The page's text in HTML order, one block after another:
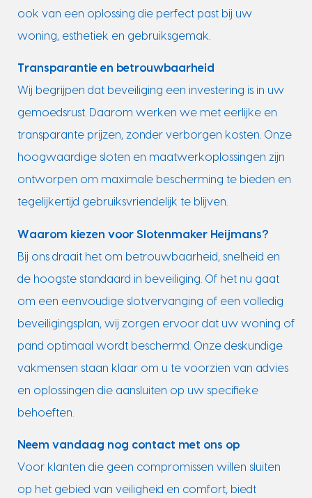
ook van een oplossing die perfect past bij uw
woning, esthetiek en gebruiksgemak.
Transparantie en betrouwbaarheid
Wij begrijpen dat beveiliging een investering is in uw
gemoedsrust. Daarom werken we met eerlijke en
transparante prijzen, zonder verborgen kosten. Onze
hoogwaardige sloten en maatwerkoplossingen zijn
ontworpen om maximale bescherming te bieden en
tegelijkertijd gebruiksvriendelijk te blijven.
Waarom kiezen voor Slotenmaker Heijmans?
Bij ons draait het om betrouwbaarheid, snelheid en
de hoogste standaard in beveiliging. Of het nu gaat
om een eenvoudige slotvervanging of een volledig
beveiligingsplan, wij zorgen ervoor dat uw woning of
pand optimaal wordt beschermd. Onze deskundige
vakmensen staan klaar om u te voorzien van advies
en oplossingen die aansluiten op uw specifieke
behoeften.
Neem vandaag nog contact met ons op
Voor klanten die geen compromissen willen sluiten
op het gebied van veiligheid en comfort, biedt